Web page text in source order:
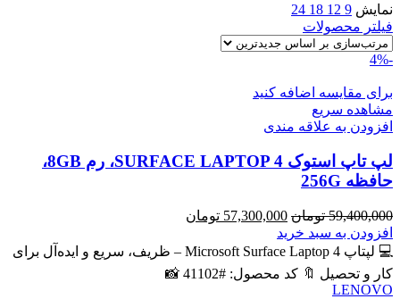
نمایش 9
12
18
24
فیلتر محصولات
-4%
برای مقایسه اضافه کنید
مشاهده سریع
افزودن به علاقه مندی
لپ تاپ استوک SURFACE LAPTOP 4، رم 8GB،
حافظه 256G
59,400,000 تومان قیمت
اصلی
59,400,000 تومان
57,300,000 تومان
57,300,000 تومان
است.
افزودن به سبد خرید
💻 لپتاپ Microsoft Surface Laptop 4 – ظریف، سریع و ایده‌آل برای
کار و تحصیل 🔖 کد محصول: #41102 📸
LENOVO